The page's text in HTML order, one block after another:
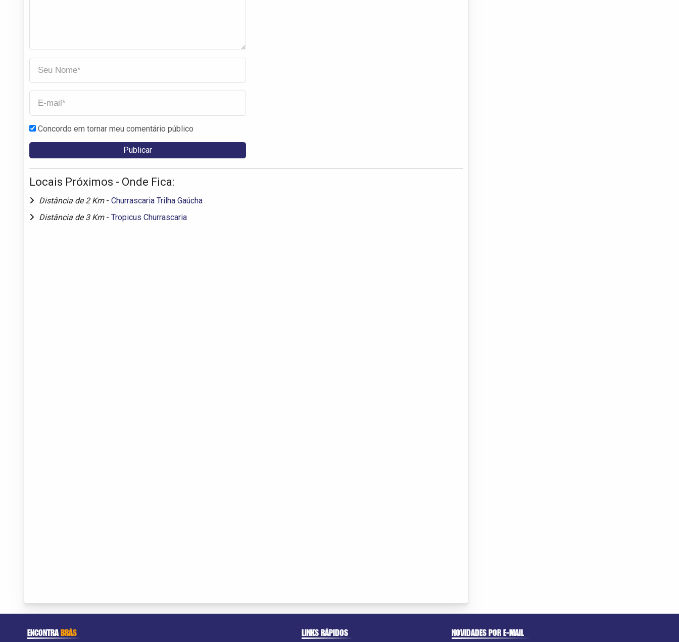
Concordo em tornar meu comentário público
Locais Próximos - Onde Fica:
Distância de 2 Km - Churrascaria Trilha Gaúcha
Distância de 3 Km - Tropicus Churrascaria
ENCONTRABRÁS LINKS RÁPIDOS NOVIDADES POR E-MAIL